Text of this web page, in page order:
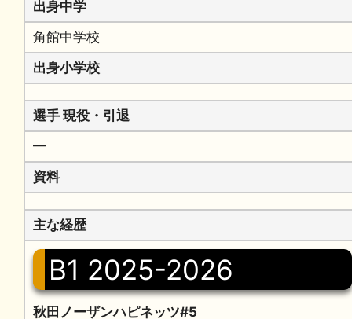
出身中学
角館中学校
出身小学校
選手 現役・引退
━
資料
主な経歴
B1 2025-2026
秋田ノーザンハピネッツ#5